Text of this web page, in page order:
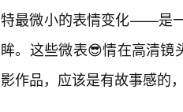
特最微小的表情变化——是
眸。这些微表😎情在高清镜
影作品，应该是有故事感的